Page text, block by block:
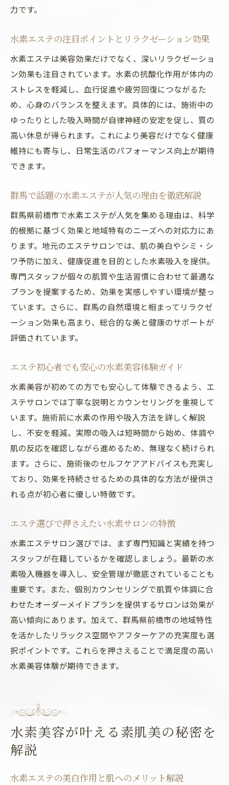
水素エステで期待できるアンチエイジング
効果
肌への水素吸入効果を専門的に解説
透明感アップを目指す水素美容の魅力
エステで透明感を引き出す水素美容のコツ
エステ施術後に感じる肌の透明感の変化
美白や健康維持に役立つ水素エステ活用術
エステで始める水素美容と美白ケアの実践
法
水素エステで健康維持に役立つポイント紹
介
エステ体験者が実感した美白維持の方法
水素吸入を活かしたエステの健康サポート
術
エステの水素美容がもたらす癒やしの時間
水素リラクゼーションで心身のバランスを
整える
エステ施術で実感するリフレッシュ効果
水素美容法が生み出すリラックスのメカニ
ズム
エステサロンで味わう水素リラクゼーショ
ン体験
力です。
水素エステの注目ポイントとリラクゼーション効果
水素エステは美容効果だけでなく、深いリラクゼーショ
ン効果も注目されています。水素の抗酸化作用が体内の
ストレスを軽減し、血行促進や疲労回復につながるた
め、心身のバランスを整えます。具体的には、施術中の
ゆったりとした吸入時間が自律神経の安定を促し、質の
高い休息が得られます。これにより美容だけでなく健康
維持にも寄与し、日常生活のパフォーマンス向上が期待
できます。
群馬で話題の水素エステが人気の理由を徹底解説
群馬県前橋市で水素エステが人気を集める理由は、科学
的根拠に基づく効果と地域特有のニーズへの対応力にあ
ります。地元のエステサロンでは、肌の美白やシミ・シ
ワ予防に加え、健康促進を目的とした水素吸入を提供。
専門スタッフが個々の肌質や生活習慣に合わせて最適な
プランを提案するため、効果を実感しやすい環境が整っ
ています。さらに、群馬の自然環境と相まってリラクゼ
ーション効果も高まり、総合的な美と健康のサポートが
評価されています。
エステ初心者でも安心の水素美容体験ガイド
水素美容が初めての方でも安心して体験できるよう、エ
ステサロンでは丁寧な説明とカウンセリングを重視して
います。施術前に水素の作用や吸入方法を詳しく解説
し、不安を軽減。実際の吸入は短時間から始め、体調や
肌の反応を確認しながら進めるため、無理なく続けられ
ます。さらに、施術後のセルフケアアドバイスも充実し
ており、効果を持続させるための具体的な方法が提供さ
れる点が初心者に優しい特徴です。
エステ選びで押さえたい水素サロンの特徴
水素エステサロン選びでは、まず専門知識と実績を持つ
スタッフが在籍しているかを確認しましょう。最新の水
素吸入機器を導入し、安全管理が徹底されていることも
重要です。また、個別カウンセリングで肌質や体調に合
わせたオーダーメイドプランを提供するサロンは効果が
高い傾向にあります。加えて、群馬県前橋市の地域特性
を活かしたリラックス空間やアフターケアの充実度も選
択ポイントです。これらを押さえることで満足度の高い
水素美容体験が期待できます。
水素美容が叶える素肌美の秘密を
解説
水素エステの美白作用と肌へのメリット解説